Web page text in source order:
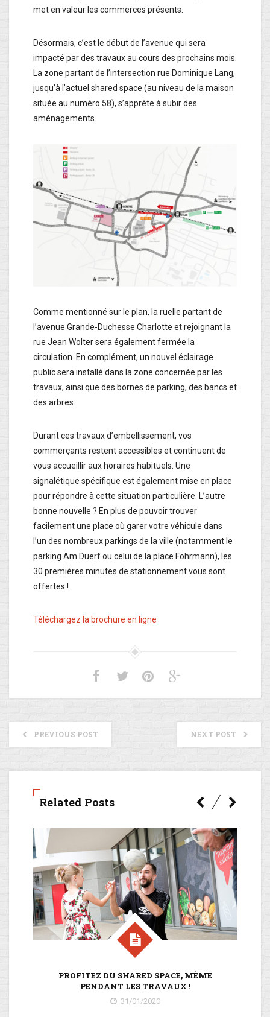
met en valeur les commerces présents.
Désormais, c’est le début de l’avenue qui sera
impacté par des travaux au cours des prochains mois.
La zone partant de l’intersection rue Dominique Lang,
jusqu’à l’actuel shared space (au niveau de la maison
située au numéro 58), s’apprête à subir des
aménagements.
Comme mentionné sur le plan, la ruelle partant de
l’avenue Grande-Duchesse Charlotte et rejoignant la
rue Jean Wolter sera également fermée la
circulation. En complément, un nouvel éclairage
public sera installé dans la zone concernée par les
travaux, ainsi que des bornes de parking, des bancs et
des arbres.
Durant ces travaux d’embellissement, vos
commerçants restent accessibles et continuent de
vous accueillir aux horaires habituels. Une
signalétique spécifique est également mise en place
pour répondre à cette situation particulière. L’autre
bonne nouvelle ? En plus de pouvoir trouver
facilement une place où garer votre véhicule dans
l’un des nombreux parkings de la ville (notamment le
parking Am Duerf ou celui de la place Fohrmann), les
30 premières minutes de stationnement vous sont
offertes !
Téléchargez la brochure en ligne
PREVIOUS POST NEXT POST
Related Posts
PROFITEZ DU SHARED SPACE, MÊME
PENDANT LES TRAVAUX !
31/01/2020